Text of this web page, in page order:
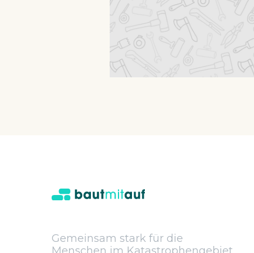
Gemeinsam stark für die
Menschen im Katastrophengebiet